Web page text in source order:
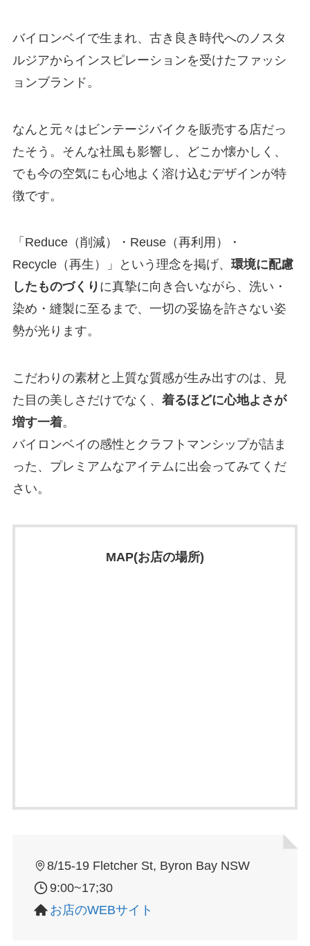
バイロンベイで生まれ、古き良き時代へのノスタ
ルジアからインスピレーションを受けたファッシ
ョンブランド。
なんと元々はビンテージバイクを販売する店だっ
たそう。そんな社風も影響し、どこか懐かしく、
でも今の空気にも心地よく溶け込むデザインが特
徴です。
「Reduce（削減）・Reuse（再利用）・
Recycle（再生）」という理念を掲げ、 環境に配慮
したものづくり に真摯に向き合いながら、洗い・
染め・縫製に至るまで、一切の妥協を許さない姿
勢が光ります。
こだわりの素材と上質な質感が生み出すのは、見
た目の美しさだけでなく、 着るほどに心地よさが
増す一着。
バイロンベイの感性とクラフトマンシップが詰ま
った、プレミアムなアイテムに出会ってみてくだ
さい。
MAP(お店の場所)
8/15-19 Fletcher St, Byron Bay NSW
9:00~17;30
お店のWEBサイト